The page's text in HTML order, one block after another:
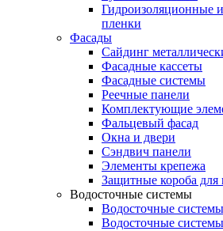
Гидроизоляционные
пленки
Фасады
Сайдинг
Фасадные кассеты
Фасадные системы
Реечные панели
Комплектующие
Фальцевый фасад
Окна и двери
Сэндвич панели
Элементы крепежа
Защитные короба для
Водосточные системы
Водосточные
Водосточные